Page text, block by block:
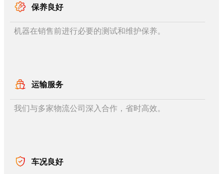
保养良好
机器在销售前进行必要的测试和维护保养。
运输服务
我们与多家物流公司深入合作，省时高效。
车况良好